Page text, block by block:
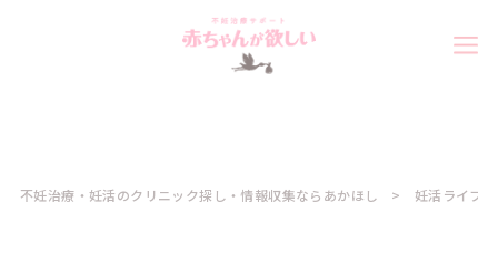
不妊治療・妊活のクリニック探し・情報収集ならあかほし 妊活ライフ